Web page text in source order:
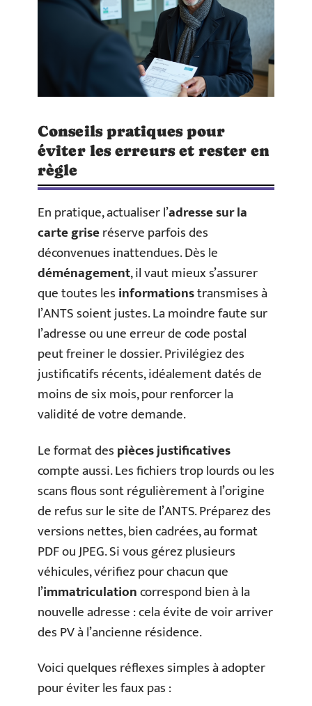
Conseils pratiques pour
éviter les erreurs et rester en
règle
En pratique, actualiser l’adresse sur la
carte griseréserve parfois des
déconvenues inattendues. Dès le
déménagement, il vaut mieux s’assurer
que toutes lesinformationstransmises à
l’ANTS soient justes. La moindre faute sur
l’adresse ou une erreur de code postal
peut freiner le dossier. Privilégiez des
justificatifs récents, idéalement datés de
moins de six mois, pour renforcer la
validité de votre demande.
Le format despièces justificatives
compte aussi. Les fichiers trop lourds ou les
scans flous sont régulièrement à l’origine
de refus sur le site de l’ANTS. Préparez des
versions nettes, bien cadrées, au format
PDF ou JPEG. Si vous gérez plusieurs
véhicules, vérifiez pour chacun que
l’immatriculationcorrespond bien à la
nouvelle adresse : cela évite de voir arriver
des PV à l’ancienne résidence.
Voici quelques réflexes simples à adopter
pour éviter les faux pas :